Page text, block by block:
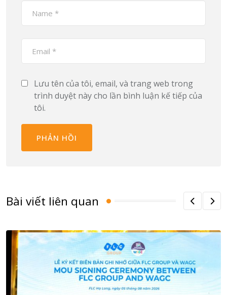
Lưu tên của tôi, email, và trang web trong
trình duyệt này cho lần bình luận kế tiếp của
tôi.
Bài viết liên quan